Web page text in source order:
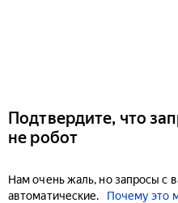
Подтвердите, что
не робот
Нам очень жаль, но запросы с
автоматические.
Почему это